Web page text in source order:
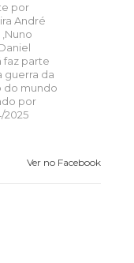
por
André
,Nuno
faz parte
guerra da
do mundo
por
2025
Ver no Facebook